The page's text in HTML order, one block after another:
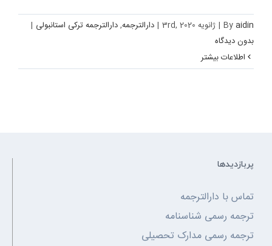
Byaidin
| ژانویه 3rd, 2020 | دارالترجمه,دارالترجمه ترکی استانبولی |
بدون ديدگاه
اطلاعات بیشتر
پربازدیدها
تماس با دارالترجمه
ترجمه رسمی شناسنامه
ترجمه رسمی مدارک تحصیلی